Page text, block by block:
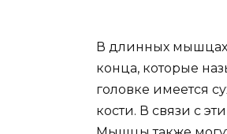
В длинных
конца, которые
головке имеется
кости. В связи с